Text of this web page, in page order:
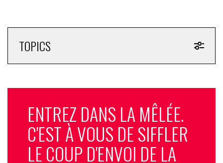
TOPICS
ENTREZ DANS LA MÊLÉE.
C'EST À VOUS DE SIFFLER
LE COUP D'ENVOI DE LA